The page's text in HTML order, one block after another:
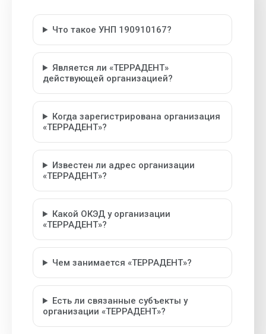
Что такое УНП 190910167?
Является ли «ТЕРРАДЕНТ»
действующей организацией?
Когда зарегистрирована организация
«ТЕРРАДЕНТ»?
Известен ли адрес организации
«ТЕРРАДЕНТ»?
Какой ОКЭД у организации
«ТЕРРАДЕНТ»?
Чем занимается «ТЕРРАДЕНТ»?
Есть ли связанные субъекты у
организации «ТЕРРАДЕНТ»?